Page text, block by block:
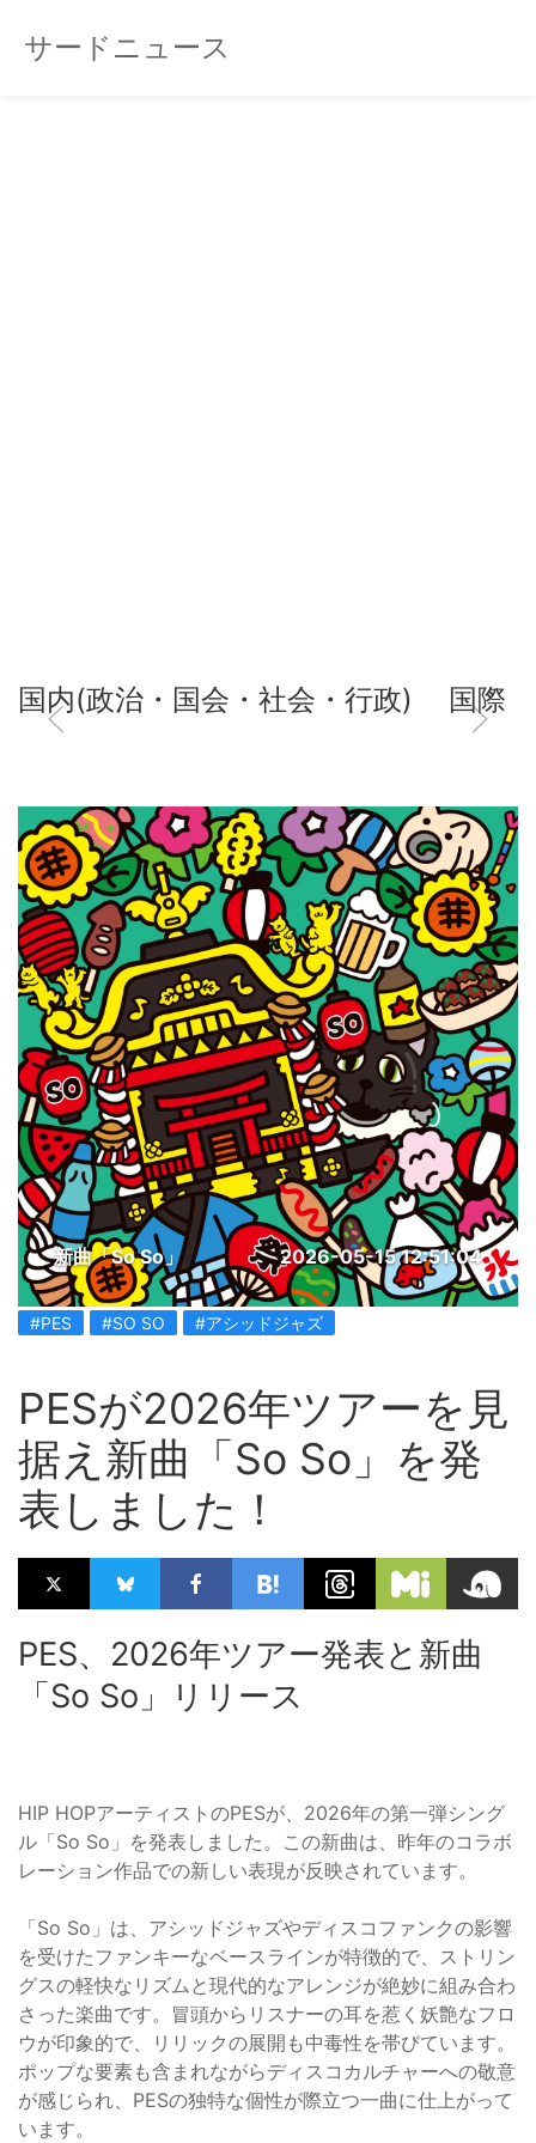
サードニュース
国内(政治・国会・社会・行政) 国際
新曲「So So」 2026-05-15 12:51:04
#PES #SO SO #アシッドジャズ
PESが2026年ツアーを見
据え新曲「So So」を発
表しました！
PES、2026年ツアー発表と新曲
「So So」リリース
HIP HOPアーティストのPESが、2026年の第一弾シング
ル「So So」を発表しました。この新曲は、昨年のコラボ
レーション作品での新しい表現が反映されています。
「So So」は、アシッドジャズやディスコファンクの影響
を受けたファンキーなベースラインが特徴的で、ストリン
グスの軽快なリズムと現代的なアレンジが絶妙に組み合わ
さった楽曲です。冒頭からリスナーの耳を惹く妖艶なフロ
ウが印象的で、リリックの展開も中毒性を帯びています。
ポップな要素も含まれながらディスコカルチャーへの敬意
が感じられ、PESの独特な個性が際立つ一曲に仕上がって
います。